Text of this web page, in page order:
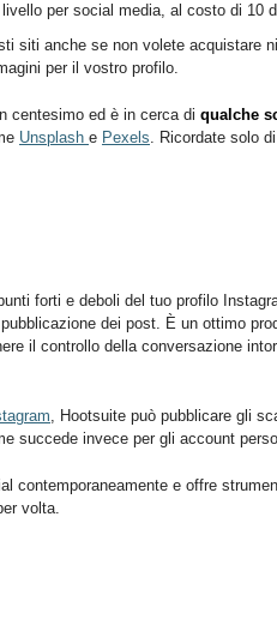
per social media, al costo di 10
siti anche se non volete acquistare
per il vostro profilo.
centesimo ed è in cerca di qualche
Unsplash e Pexels. Ricordate solo
forti e deboli del tuo profilo
dei post. È un ottimo
il controllo della conversazione
, Hootsuite può pubblicare gli
succede invece per gli account
contemporaneamente e offre
volta.